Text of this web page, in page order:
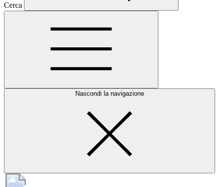
Cerca
Nascondi la navigazione